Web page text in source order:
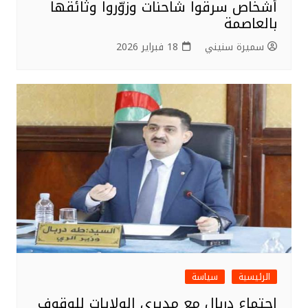
أشخاص سرقوا شاحنات وزوّروا وثائقها
بالعاصمة
سميرة سنيني 18 فبراير 2026
الرئيسية سياسة